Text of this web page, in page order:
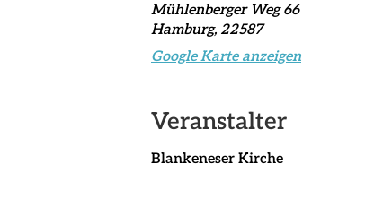
Mühlenberger Weg 66
Hamburg, 22587
Google Karte anzeigen
Veranstalter
Blankeneser Kirche